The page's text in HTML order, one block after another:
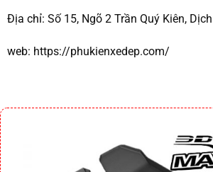
Địa chỉ: Số 15, Ngõ 2 Trần Quý Kiên,
web: https://phukienxedep.com/